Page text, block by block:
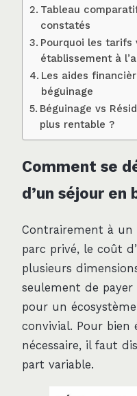
Tableau
constatés
Pourquoi les tarifs
établissement à
Les aides
béguinage
Béguinage vs
plus rentable ?
Comment se
d’un séjour en
Contrairement à un
parc privé, le coût
plusieurs
seulement de
pour un
convivial. Pour bien
nécessaire, il faut
part variable.